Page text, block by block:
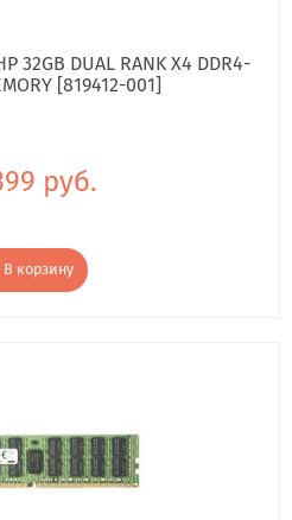
32GB DUAL RANK X4 DDR4-
[819412-001]
руб.
В корзину